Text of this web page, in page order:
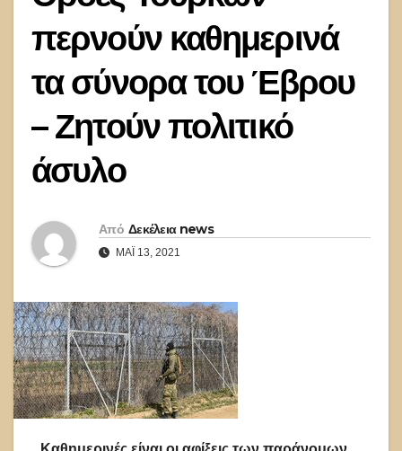
περνούν καθημερινά
τα σύνορα του Έβρου
– Ζητούν πολιτικό
άσυλο
Από Δεκέλεια news
ΜΆΙ 13, 2021